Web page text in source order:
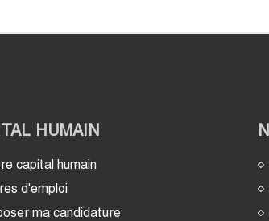
HUMAIN
capital humain
d'emploi
ma candidature